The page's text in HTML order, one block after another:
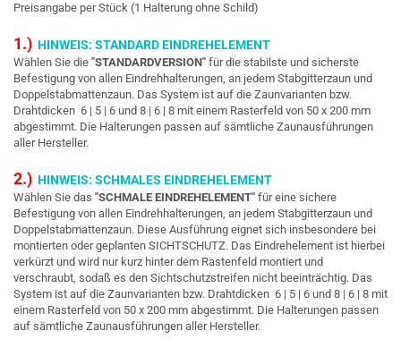
Preisangabe per Stück (1 Halterung ohne Schild)
1.) HINWEIS: STANDARD EINDREHELEMENT
Wählen Sie die "STANDARDVERSION" für die stabilste und sicherste
Befestigung von allen Eindrehhalterungen, an jedem Stabgitterzaun und
Doppelstabmattenzaun. Das System ist auf die Zaunvarianten bzw.
Drahtdicken 6 | 5 | 6 und 8 | 6 | 8 mit einem Rasterfeld von 50 x 200 mm
abgestimmt. Die Halterungen passen auf sämtliche Zaunausführungen
aller Hersteller.
2.) HINWEIS: SCHMALES EINDREHELEMENT
Wählen Sie das "SCHMALE EINDREHELEMENT" für eine sichere
Befestigung von allen Eindrehhalterungen, an jedem Stabgitterzaun und
Doppelstabmattenzaun. Diese Ausführung eignet sich insbesondere bei
montierten oder geplanten SICHTSCHUTZ. Das Eindrehelement ist hierbei
verkürzt und wird nur kurz hinter dem Rastenfeld montiert und
verschraubt, sodaß es den Sichtschutzstreifen nicht beeinträchtig. Das
System ist auf die Zaunvarianten bzw. Drahtdicken 6 | 5 | 6 und 8 | 6 | 8 mit
einem Rasterfeld von 50 x 200 mm abgestimmt. Die Halterungen passen
auf sämtliche Zaunausführungen aller Hersteller.